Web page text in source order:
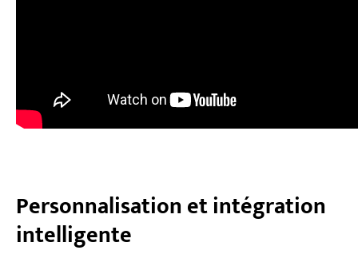
Personnalisation et intégration
intelligente